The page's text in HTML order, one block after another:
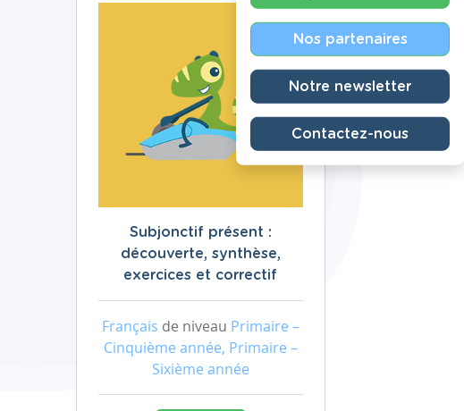
Subjonctif présent :
découverte, synthèse,
exercices et correctif
Français de niveau Primaire –
Cinquième année, Primaire –
Sixième année
Nos partenaires
Notre newsletter
Contactez-nous